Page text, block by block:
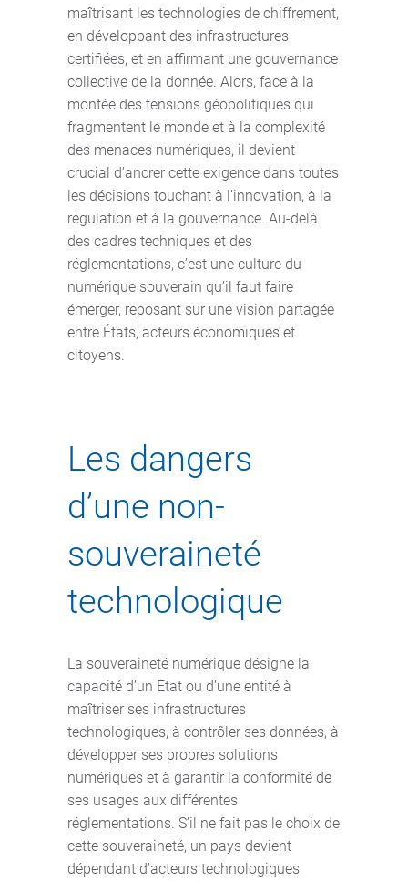
maîtrisant les technologies de chiffrement,
en développant des infrastructures
certifiées, et en affirmant une gouvernance
collective de la donnée. Alors, face à la
montée des tensions géopolitiques qui
fragmentent le monde et à la complexité
des menaces numériques, il devient
crucial d’ancrer cette exigence dans toutes
les décisions touchant à l’innovation, à la
régulation et à la gouvernance. Au-delà
des cadres techniques et des
réglementations, c’est une culture du
numérique souverain qu’il faut faire
émerger, reposant sur une vision partagée
entre États, acteurs économiques et
citoyens.
Les dangers
d’une non-
souveraineté
technologique
La souveraineté numérique désigne la
capacité d’un Etat ou d’une entité à
maîtriser ses infrastructures
technologiques, à contrôler ses données, à
développer ses propres solutions
numériques et à garantir la conformité de
ses usages aux différentes
réglementations. S’il ne fait pas le choix de
cette souveraineté, un pays devient
dépendant d’acteurs technologiques